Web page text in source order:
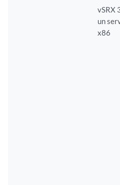
vSRX
un
x86